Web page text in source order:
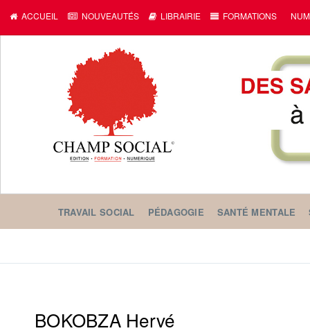
ACCUEIL NOUVEAUTÉS LIBRAIRIE FORMATIONS
TRAVAIL SOCIAL PÉDAGOGIE SANTÉ MENTALE
BOKOBZA Hervé